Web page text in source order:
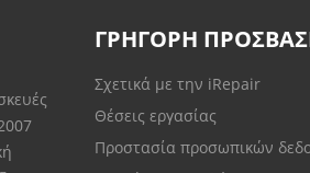
ΓΡΗΓΟΡΗ
Σχετικά με την iRepair
Θέσεις εργασίας
Προστασία προσωπικών